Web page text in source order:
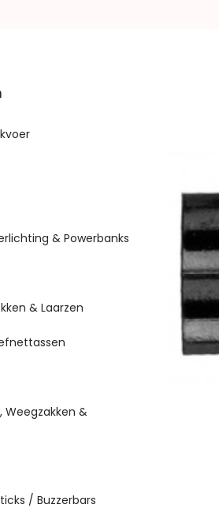
& Powerbanks
& Laarzen
&
/ Buzzerbars